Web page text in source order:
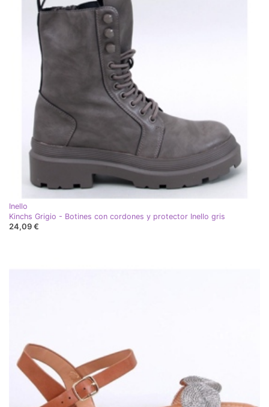
Inello
Kinchs Grigio - Botines con cordones y protector Inello gris
24,09 €